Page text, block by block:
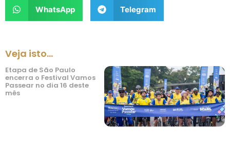
WhatsApp Telegram
Veja isto...
Etapa de São Paulo
encerra o Festival Vamos
Passear no dia 16 deste
mês